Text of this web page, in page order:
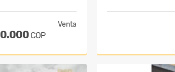
Venta
COP